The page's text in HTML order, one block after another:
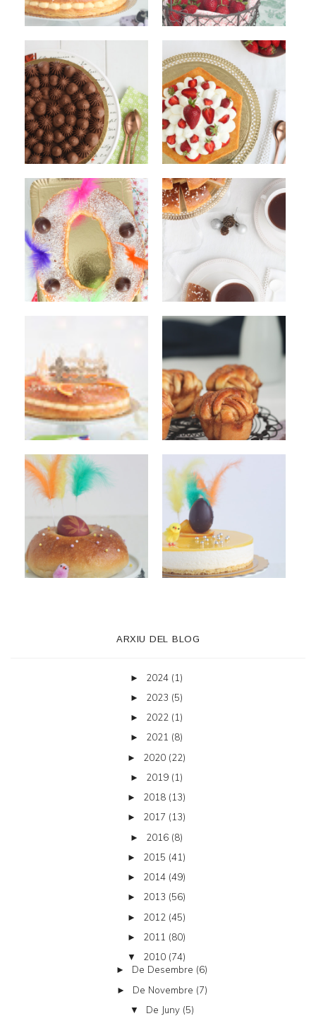
ARXIU DEL BLOG
► 2024 (1)
► 2023 (5)
► 2022 (1)
► 2021 (8)
► 2020 (22)
► 2019 (1)
► 2018 (13)
► 2017 (13)
► 2016 (8)
► 2015 (41)
► 2014 (49)
► 2013 (56)
► 2012 (45)
► 2011 (80)
▼ 2010 (74)
► De Desembre (6)
► De Novembre (7)
▼ De Juny (5)